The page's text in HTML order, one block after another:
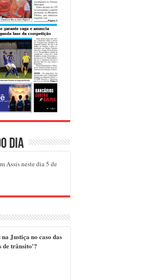
dia
Assis neste dia 5 de
Justiça no caso das
de trânsito'?